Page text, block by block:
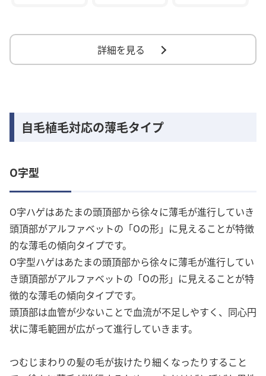
詳細を見る
自毛植毛対応の薄毛タイプ
O字型
O字ハゲはあたまの頭頂部から徐々に薄毛が進行していき
頭頂部がアルファベットの「Oの形」に見えることが特徴
的な薄毛の傾向タイプです。
O字型ハゲはあたまの頭頂部から徐々に薄毛が進行してい
き頭頂部がアルファベットの「Oの形」に見えることが特
徴的な薄毛の傾向タイプです。
頭頂部は血管が少ないことで血流が不足しやすく、同心円
状に薄毛範囲が広がって進行していきます。
つむじまわりの髪の毛が抜けたり細くなったりすること